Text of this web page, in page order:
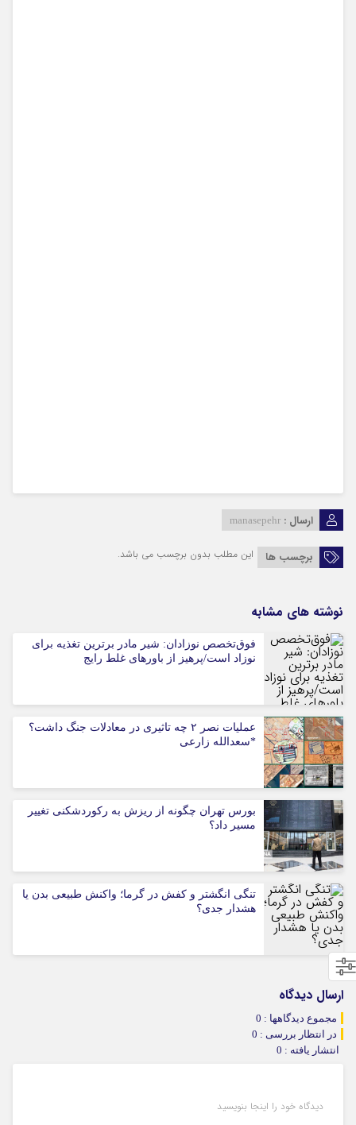
ارسال : manasepehr
برچسب ها این مطلب بدون برچسب می باشد.
نوشته های مشابه
فوق‌تخصص نوزادان: شیر مادر برترین تغذیه برای
نوزاد است/پرهیز از باورهای غلط رایج
عملیات نصر ۲ چه تاثیری در معادلات جنگ داشت؟
*سعدالله زارعی
بورس تهران چگونه از ریزش به رکوردشکنی تغییر
مسیر داد؟
تنگی انگشتر و کفش در گرما؛ واکنش طبیعی بدن یا
هشدار جدی؟
ارسال دیدگاه
مجموع دیدگاهها : 0
در انتظار بررسی : 0
انتشار یافته : 0
دیدگاه خود را اینجا بنویسید